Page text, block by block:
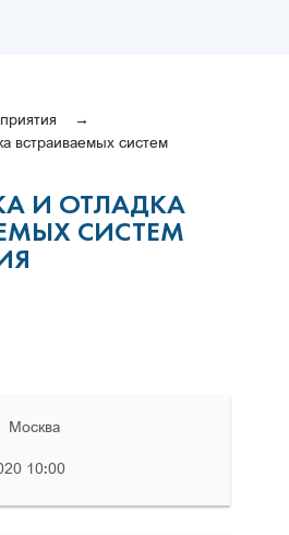
встраиваемых систем
И ОТЛАДКА
СИСТЕМ
Москва
10:00